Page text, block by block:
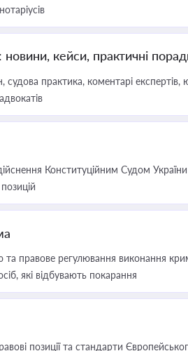
кейси, практичні
практика, коментарі
Конституційним Судом
правове регулювання виконання
які відбувають покарання
позиції та стандарти